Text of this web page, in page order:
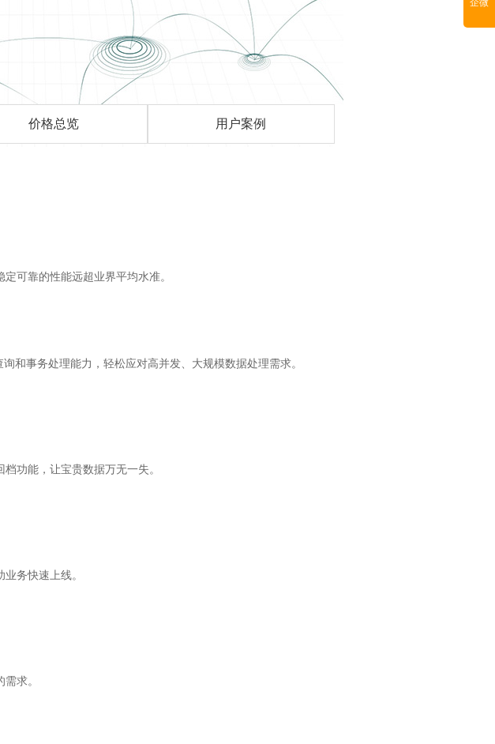
企微
价格总览 用户案例
可靠的性能远超业界平均水准。
和事务处理能力，轻松应对高并发、大规模数据处理需求。
功能，让宝贵数据万无一失。
务快速上线。
求。